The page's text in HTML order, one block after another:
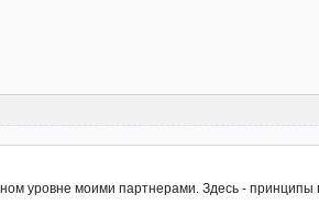
уровне моими партнерами. Здесь -